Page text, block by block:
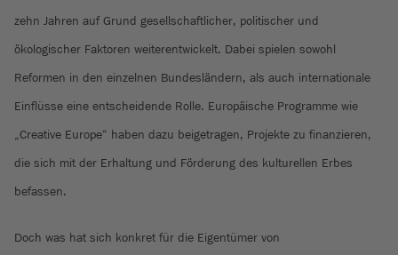
zehn Jahren auf Grund gesellschaftlicher, politischer und
ökologischer Faktoren weiterentwickelt. Dabei spielen sowohl
Reformen in den einzelnen Bundesländern, als auch internationale
Einflüsse eine entscheidende Rolle. Europäische Programme wie
„Creative Europe“ haben dazu beigetragen, Projekte zu finanzieren,
die sich mit der Erhaltung und Förderung des kulturellen Erbes
befassen.
Doch was hat sich konkret für die Eigentümer von